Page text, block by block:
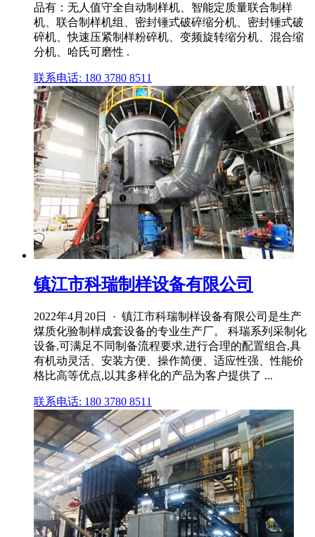
品有：无人值守全自动制样机、智能定质量联合制样
机、联合制样机组、密封锤式破碎缩分机、密封锤式破
碎机、快速压紧制样粉碎机、变频旋转缩分机、混合缩
分机、哈氏可磨性 .
联系电话: 180 3780 8511
镇江市科瑞制样设备有限公司
2022年4月20日 · 镇江市科瑞制样设备有限公司是生产
煤质化验制样成套设备的专业生产厂。 科瑞系列采制化
设备,可满足不同制备流程要求,进行合理的配置组合,具
有机动灵活、安装方便、操作简便、适应性强、性能价
格比高等优点,以其多样化的产品为客户提供了 ...
联系电话: 180 3780 8511